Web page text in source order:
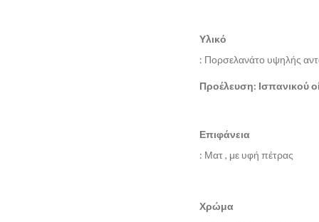
Υλικό
: Πορσελανάτο υψηλής
Προέλευση: Ισπανικού
Επιφάνεια
: Ματ , με υφή πέτρας
Χρώμα